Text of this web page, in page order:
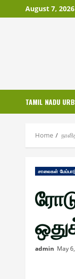
to
August 7, 2026
TAMIL NADU
Home
சாலை௧ள்
admin May